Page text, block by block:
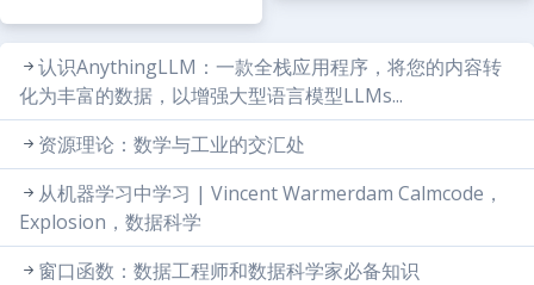
认识AnythingLLM：一款全栈应用程序，将您的内容转
化为丰富的数据，以增强大型语言模型LLMs...
资源理论：数学与工业的交汇处
从机器学习中学习 | Vincent Warmerdam Calmcode，
Explosion，数据科学
窗口函数：数据工程师和数据科学家必备知识